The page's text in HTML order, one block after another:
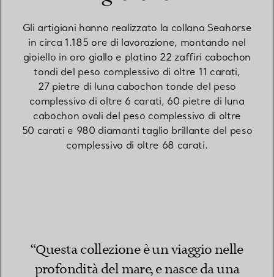
Gli artigiani hanno realizzato la collana Seahorse
in circa 1.185 ore di lavorazione, montando nel
gioiello in oro giallo e platino 22 zaffiri cabochon
tondi del peso complessivo di oltre 11 carati,
27 pietre di luna cabochon tonde del peso
complessivo di oltre 6 carati, 60 pietre di luna
cabochon ovali del peso complessivo di oltre
50 carati e 980 diamanti taglio brillante del peso
complessivo di oltre 68 carati.
“Questa collezione è un viaggio nelle
profondità del mare, e nasce da una